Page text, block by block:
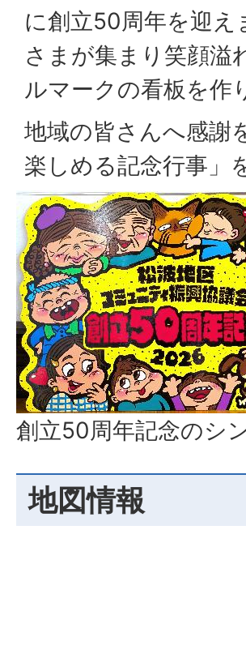
に創立50周年を迎
さまが集まり笑顔溢
ルマークの看板を作
地域の皆さんへ感謝
楽しめる記念行事」
創立50周年記念のシ
地図情報